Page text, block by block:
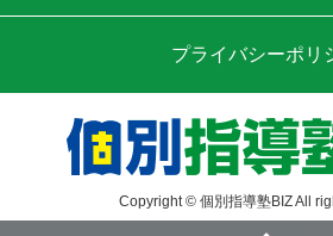
プライバシーポリ
Copyright © 個別指導塾BIZ All